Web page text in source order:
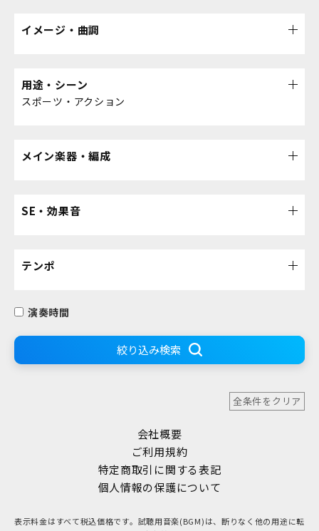
イメージ・曲調
用途・シーン
スポーツ・アクション
メイン楽器・編成
SE・効果音
テンポ
演奏時間
絞り込み検索
全条件をクリア
会社概要
ご利用規約
特定商取引に関する表記
個人情報の保護について
表示料金はすべて税込価格です。試聴用音楽(BGM)は、断りなく他の用途に転